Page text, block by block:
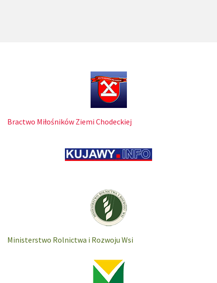
Bractwo Miłośników Ziemi Chodeckiej
Ministerstwo Rolnictwa i Rozwoju Wsi